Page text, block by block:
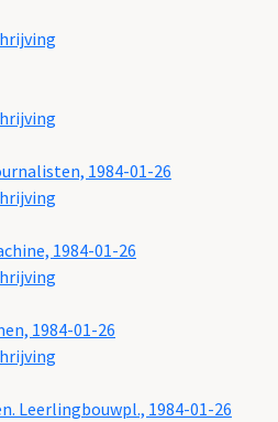
1984-01-26
1984-01-26
1984-01-26
Leerlingbouwpl., 1984-01-26